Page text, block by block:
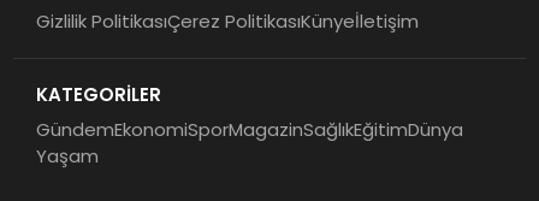
Gizlilik PolitikasıÇerez PolitikasıKünyeİletişim
KATEGORİLER
GündemEkonomiSporMagazinSağlıkEğitimDünya
Yaşam